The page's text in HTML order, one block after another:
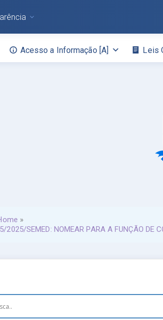
Acesso a Informação [A] Leis
»
2025/SEMED: NOMEAR PARA A FUNÇÃO DE